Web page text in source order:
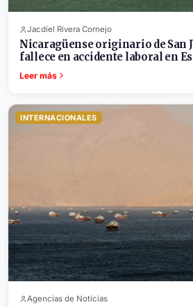
Jacdiel Rivera Cornejo
Nicaragüense originario de San
fallece en accidente laboral en
Leer más
INTERNACIONALES
Agencias de Noticias